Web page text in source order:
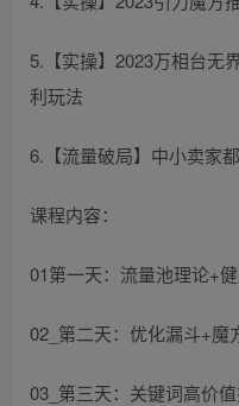
5.【实操】2023万相台无
利玩法
6.【流量破局】中小卖家
课程内容：
01第一天：流量池理论+
02_第二天：优化漏斗+魔
03_第三天：关键词高价